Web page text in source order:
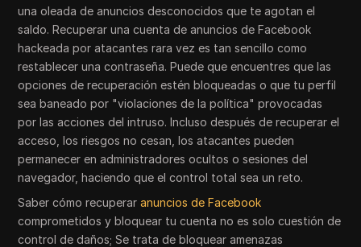
una oleada de anuncios desconocidos que te agotan el
saldo. Recuperar una cuenta de anuncios de Facebook
hackeada por atacantes rara vez es tan sencillo como
restablecer una contraseña. Puede que encuentres que las
opciones de recuperación estén bloqueadas o que tu perfil
sea baneado por "violaciones de la política" provocadas
por las acciones del intruso. Incluso después de recuperar el
acceso, los riesgos no cesan, los atacantes pueden
permanecer en administradores ocultos o sesiones del
navegador, haciendo que el control total sea un reto.
Saber cómo recuperaranuncios de Facebook
comprometidos y bloquear tu cuenta no es solo cuestión de
control de daños; Se trata de bloquear amenazas